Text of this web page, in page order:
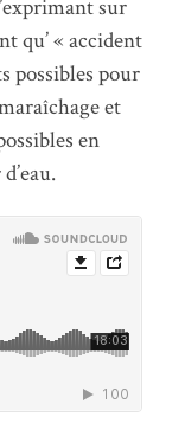
sur
qu’ « accident
possibles pour
et
en